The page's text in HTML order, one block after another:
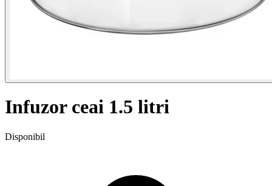
Infuzor ceai 1.5 litri
Disponibil